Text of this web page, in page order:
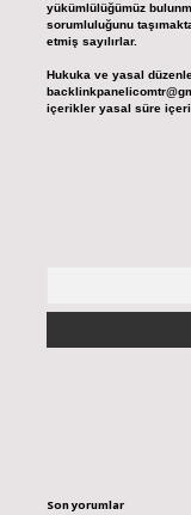
yükümlülüğümüz
sorumluluğunu
etmiş sayılırlar.
Hukuka ve yasal
içerikler yasal süre
Son yorumlar